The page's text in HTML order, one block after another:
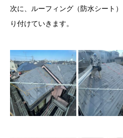
次に、ルーフィング（防水シート
り付けていきます。